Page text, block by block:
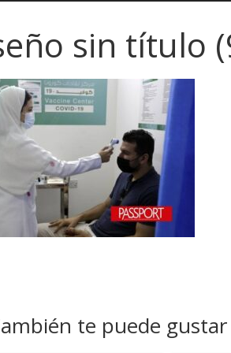
sin título
te puede gustar